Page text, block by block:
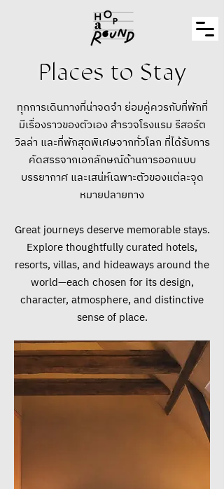
Places to Stay
ทุกการเดินทางที่น่าจดจำ ย่อมคู่ควรกับที่พักที่
มีเรื่องราวของตัวเอง สำรวจโรงแรม รีสอร์ต
วิลล่า และที่พักสุดพิเศษจากทั่วโลก ที่ได้รับการ
คัดสรรจากเอกลักษณ์ด้านการออกแบบ
บรรยากาศ และเสน่ห์เฉพาะตัวของแต่ละจุด
หมายปลายทาง
Great journeys deserve memorable stays.
Explore thoughtfully curated hotels,
resorts, villas, and hideaways around the
world—each chosen for its design,
character, atmosphere, and distinctive
sense of place.